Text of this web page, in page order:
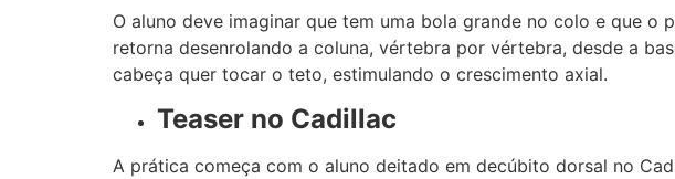
O aluno deve imaginar que tem uma bola grande no colo e que o
retorna desenrolando a coluna, vértebra por vértebra, desde a
cabeça quer tocar o teto, estimulando o crescimento axial.
Teaser no Cadillac
A prática começa com o aluno deitado em decúbito dorsal no